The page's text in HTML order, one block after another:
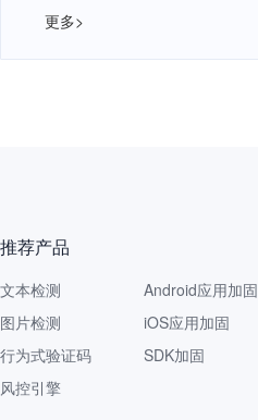
更多>
推荐产品
文本检测
图片检测
行为式验证码
风控引擎
Android应用加固
iOS应用加固
SDK加固